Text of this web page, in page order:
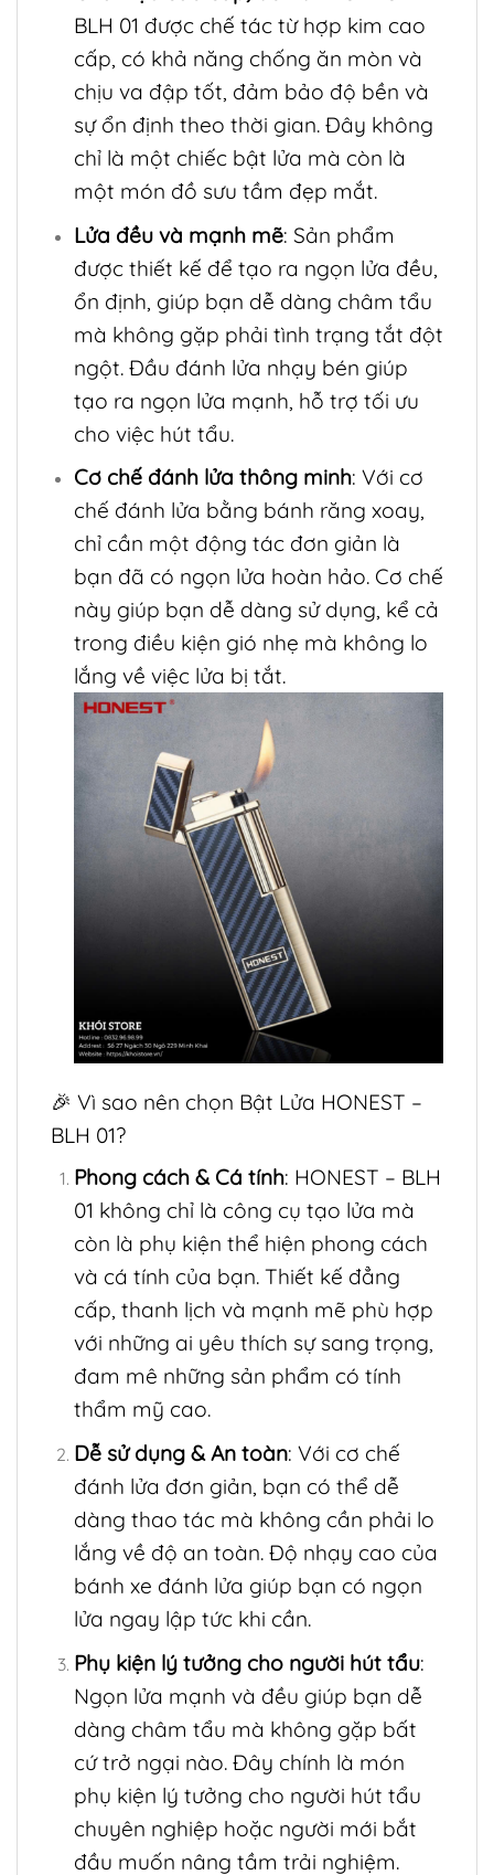
BLH 01 được chế tác từ hợp kim cao
cấp, có khả năng chống ăn mòn và
chịu va đập tốt, đảm bảo độ bền và
sự ổn định theo thời gian. Đây không
chỉ là một chiếc bật lửa mà còn là
một món đồ sưu tầm đẹp mắt.
Lửa đều và mạnh mẽ: Sản phẩm
được thiết kế để tạo ra ngọn lửa đều,
ổn định, giúp bạn dễ dàng châm tẩu
mà không gặp phải tình trạng tắt đột
ngột. Đầu đánh lửa nhạy bén giúp
tạo ra ngọn lửa mạnh, hỗ trợ tối ưu
cho việc hút tẩu.
Cơ chế đánh lửa thông minh: Với cơ
chế đánh lửa bằng bánh răng xoay,
chỉ cần một động tác đơn giản là
bạn đã có ngọn lửa hoàn hảo. Cơ chế
này giúp bạn dễ dàng sử dụng, kể cả
trong điều kiện gió nhẹ mà không lo
lắng về việc lửa bị tắt.
🎉 Vì sao nên chọn Bật Lửa HONEST –
BLH 01?
Phong cách & Cá tính: HONEST – BLH
01 không chỉ là công cụ tạo lửa mà
còn là phụ kiện thể hiện phong cách
và cá tính của bạn. Thiết kế đẳng
cấp, thanh lịch và mạnh mẽ phù hợp
với những ai yêu thích sự sang trọng,
đam mê những sản phẩm có tính
thẩm mỹ cao.
Dễ sử dụng & An toàn: Với cơ chế
đánh lửa đơn giản, bạn có thể dễ
dàng thao tác mà không cần phải lo
lắng về độ an toàn. Độ nhạy cao của
bánh xe đánh lửa giúp bạn có ngọn
lửa ngay lập tức khi cần.
Phụ kiện lý tưởng cho người hút tẩu:
Ngọn lửa mạnh và đều giúp bạn dễ
dàng châm tẩu mà không gặp bất
cứ trở ngại nào. Đây chính là món
phụ kiện lý tưởng cho người hút tẩu
chuyên nghiệp hoặc người mới bắt
đầu muốn nâng tầm trải nghiệm.